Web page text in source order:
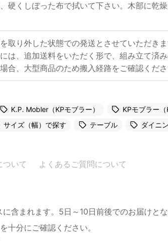
硬くしぼった布で拭いて下さい。木部に乾
取り外した状態での発送とさせていただき
は、追加送料をいただく形で、組み立て済
合、大型商品のため搬入経路をご確認くだ
K.P. Mobler（KPモブラー） KPモブラー（
サイズ（幅）で探す テーブル ダイニ
ついて よくあるご質問について
含まれます。5日～10日前後でのお届けとな
十分にご確認ください。